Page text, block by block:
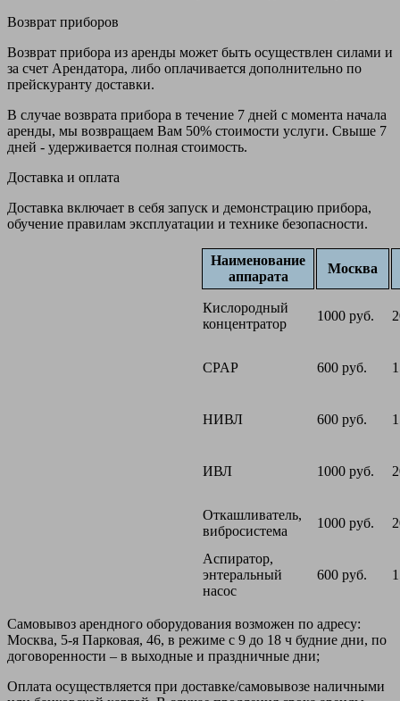
Возврат приборов
Возврат прибора из аренды может быть осуществлен силами и
за счет Арендатора, либо оплачивается дополнительно по
прейскуранту доставки.
В случае возврата прибора в течение 7 дней с момента начала
аренды, мы возвращаем Вам 50% стоимости услуги. Свыше 7
дней - удерживается полная стоимость.
Доставка и оплата
Доставка включает в себя запуск и демонстрацию прибора,
обучение правилам эксплуатации и технике безопасности.
Наименование
аппарата
Москва
Кислородный
концентратор
1000 руб.
CPAP 600 руб.
НИВЛ 600 руб.
ИВЛ 1000 руб.
Откашливатель,
вибросистема
1000 руб.
Аспиратор,
энтеральный
насос
600 руб.
Самовывоз арендного оборудования возможен по адресу:
Москва, 5-я Парковая, 46, в режиме с 9 до 18 ч будние дни, по
договоренности – в выходные и праздничные дни;
Оплата осуществляется при доставке/самовывозе наличными